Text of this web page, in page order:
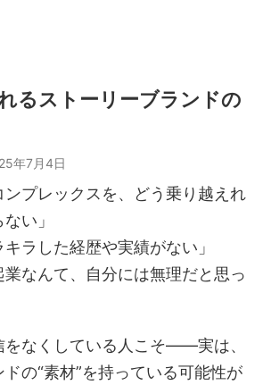
るストーリーブランドの
年7月4日
ンプレックスを、どう乗り越えれ
い」
キラした経歴や実績がない」
業なんて、自分には無理だと思っ
をなくしている人こそ――実は、
の“素材”を持っている可能性が